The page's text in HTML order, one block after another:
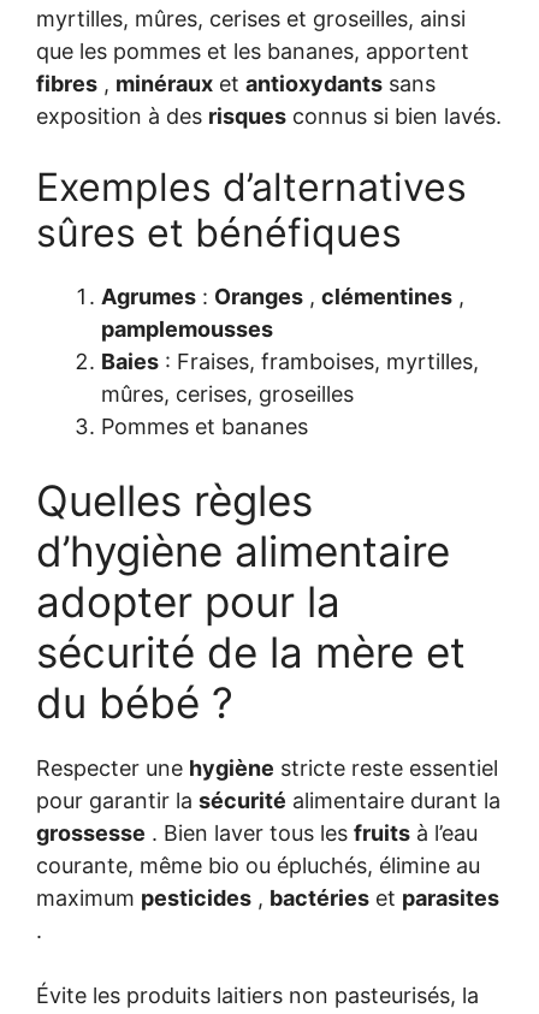
myrtilles, mûres, cerises et groseilles, ainsi
que les pommes et les bananes, apportent
fibres , minéraux et antioxydants sans
exposition à des risques connus si bien lavés.
Exemples d’alternatives
sûres et bénéfiques
Agrumes : Oranges , clémentines ,
pamplemousses
Baies : Fraises, framboises, myrtilles,
mûres, cerises, groseilles
Pommes et bananes
Quelles règles
d’hygiène alimentaire
adopter pour la
sécurité de la mère et
du bébé ?
Respecter une hygiène stricte reste essentiel
pour garantir la sécurité alimentaire durant la
grossesse . Bien laver tous les fruits à l’eau
courante, même bio ou épluchés, élimine au
maximum pesticides , bactéries et parasites
.
Évite les produits laitiers non pasteurisés, la